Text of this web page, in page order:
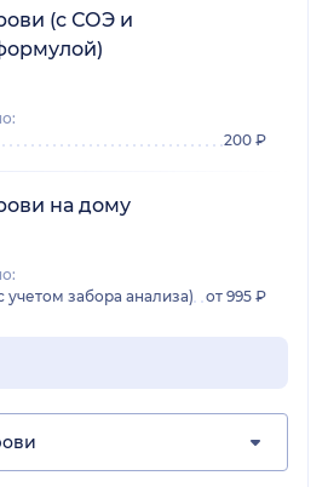
(с СОЭ и
200 ₽
на дому
забора анализа)
от 995 ₽